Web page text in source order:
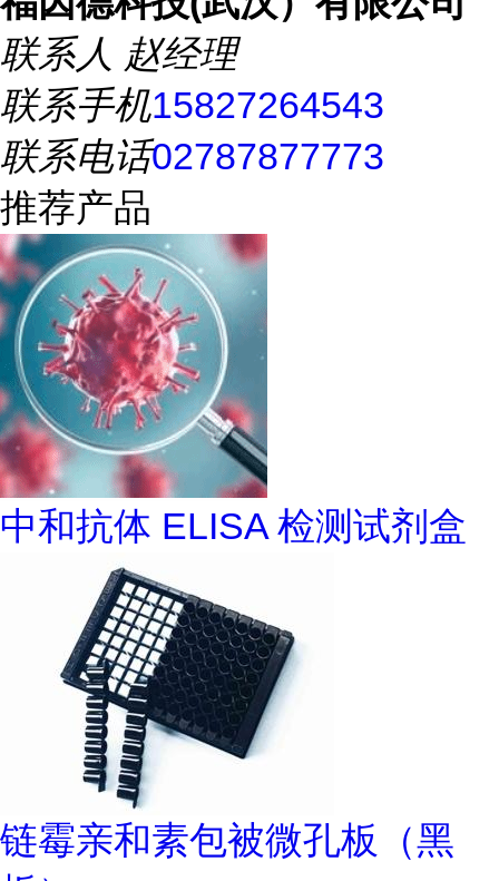
联系人 赵经理
联系手机15827264543
联系电话02787877773
推荐产品
中和抗体 ELISA 检测试剂盒
链霉亲和素包被微孔板（黑